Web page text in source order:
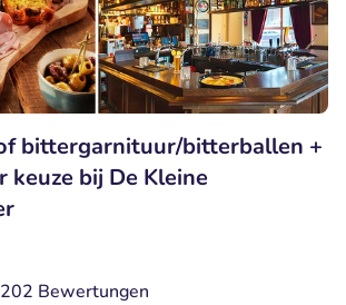
bittergarnituur/bitterballen +
keuze bij De Kleine
Bewertungen